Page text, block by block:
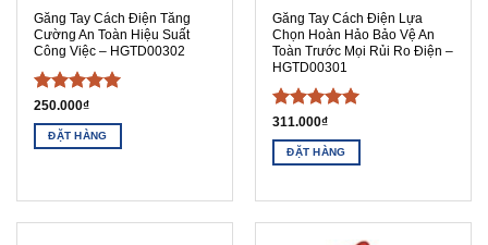
Găng Tay Cách Điện Tăng
Cường An Toàn Hiệu Suất
Công Việc – HGTD00302
Được xếp
hạng55
sao
250.000₫
ĐẶT HÀNG
Găng Tay Cách Điện Lựa
Chọn Hoàn Hảo Bảo Vệ An
Toàn Trước Mọi Rủi Ro Điện –
HGTD00301
Được xếp
hạng55
sao
311.000₫
ĐẶT HÀNG